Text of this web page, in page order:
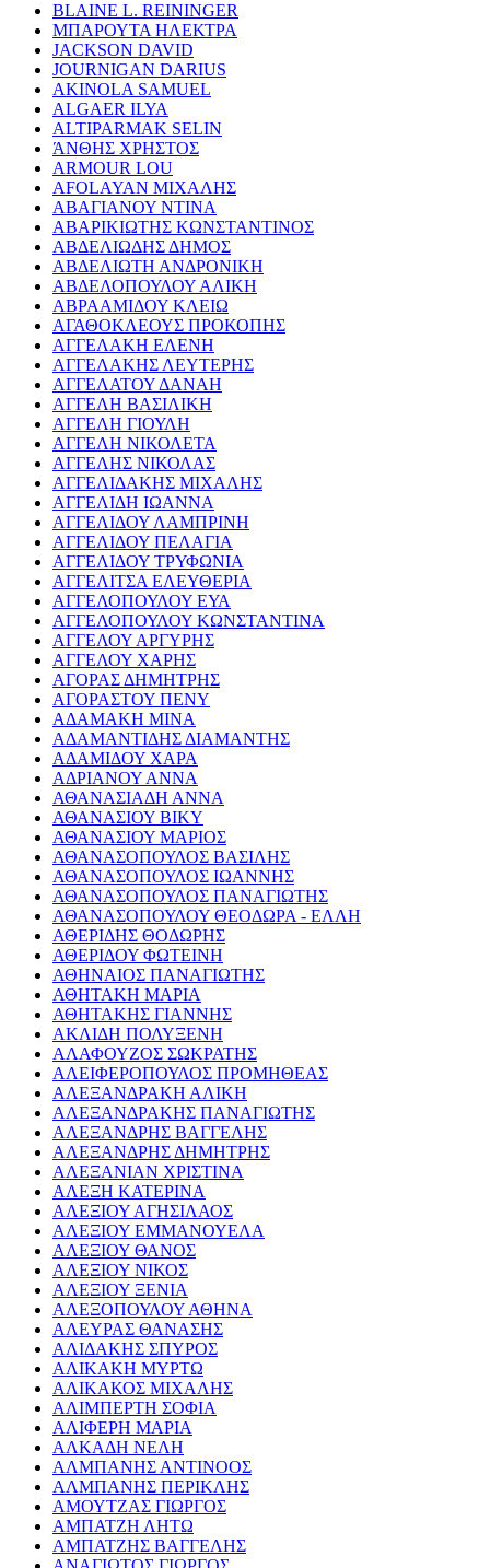
BLAINE L. REININGER
ΜΠΑΡΟΥΤΑ ΗΛΕΚΤΡΑ
JACKSON DAVID
JOURNIGAN DARIUS
AKINOLA SAMUEL
ALGAER ILYA
ALTIPARMAK SELIN
ΆΝΘΗΣ ΧΡΗΣΤΟΣ
ARMOUR LOU
AFOLAYAN ΜΙΧΑΛΗΣ
ΑΒΑΓΙΑΝΟΥ ΝΤΙΝΑ
ΑΒΑΡΙΚΙΩΤΗΣ ΚΩΝΣΤΑΝΤΙΝΟΣ
ΑΒΔΕΛΙΩΔΗΣ ΔΗΜΟΣ
ΑΒΔΕΛΙΩΤΗ ΑΝΔΡΟΝΙΚΗ
ΑΒΔΕΛΟΠΟΥΛΟΥ ΑΛΙΚΗ
ΑΒΡΑΑΜΙΔΟΥ ΚΛΕΙΩ
ΑΓΑΘΟΚΛΕΟΥΣ ΠΡΟΚΟΠΗΣ
ΑΓΓΕΛΑΚΗ ΕΛΕΝΗ
ΑΓΓΕΛΑΚΗΣ ΛΕΥΤΕΡΗΣ
ΑΓΓΕΛΑΤΟΥ ΔΑΝΑΗ
ΑΓΓΕΛΗ ΒΑΣΙΛΙΚΗ
ΑΓΓΕΛΗ ΓΙΟΥΛΗ
ΑΓΓΕΛΗ ΝΙΚΟΛΕΤΑ
ΑΓΓΕΛΗΣ ΝΙΚΟΛΑΣ
ΑΓΓΕΛΙΔΑΚΗΣ ΜΙΧΑΛΗΣ
ΑΓΓΕΛΙΔΗ ΙΩΑΝΝΑ
ΑΓΓΕΛΙΔΟΥ ΛΑΜΠΡΙΝΗ
ΑΓΓΕΛΙΔΟΥ ΠΕΛΑΓΙΑ
ΑΓΓΕΛΙΔΟΥ ΤΡΥΦΩΝΙΑ
ΑΓΓΕΛΙΤΣΑ ΕΛΕΥΘΕΡΙΑ
ΑΓΓΕΛΟΠΟΥΛΟΥ ΕΥΑ
ΑΓΓΕΛΟΠΟΥΛΟΥ ΚΩΝΣΤΑΝΤΙΝΑ
ΑΓΓΕΛΟΥ ΑΡΓΥΡΗΣ
ΑΓΓΕΛΟΥ ΧΑΡΗΣ
ΑΓΟΡΑΣ ΔΗΜΗΤΡΗΣ
ΑΓΟΡΑΣΤΟΥ ΠΕΝΥ
ΑΔΑΜΑΚΗ ΜΙΝΑ
ΑΔΑΜΑΝΤΙΔΗΣ ΔΙΑΜΑΝΤΗΣ
ΑΔΑΜΙΔΟΥ ΧΑΡΑ
ΑΔΡΙΑΝΟΥ ΑΝΝΑ
ΑΘΑΝΑΣΙΑΔΗ ΑΝΝΑ
ΑΘΑΝΑΣΙΟΥ ΒΙΚΥ
ΑΘΑΝΑΣΙΟΥ ΜΑΡΙΟΣ
ΑΘΑΝΑΣΟΠΟΥΛΟΣ ΒΑΣΙΛΗΣ
ΑΘΑΝΑΣΟΠΟΥΛΟΣ ΙΩΑΝΝΗΣ
ΑΘΑΝΑΣΟΠΟΥΛΟΣ ΠΑΝΑΓΙΩΤΗΣ
ΑΘΑΝΑΣΟΠΟΥΛΟΥ ΘΕΟΔΩΡΑ - ΕΛΛΗ
ΑΘΕΡΙΔΗΣ ΘΟΔΩΡΗΣ
ΑΘΕΡΙΔΟΥ ΦΩΤΕΙΝΗ
ΑΘΗΝΑΙΟΣ ΠΑΝΑΓΙΩΤΗΣ
ΑΘΗΤΑΚΗ ΜΑΡΙΑ
ΑΘΗΤΑΚΗΣ ΓΙΑΝΝΗΣ
ΑΚΛΙΔΗ ΠΟΛΥΞΕΝΗ
ΑΛΑΦΟΥΖΟΣ ΣΩΚΡΑΤΗΣ
ΑΛΕΙΦΕΡΟΠΟΥΛΟΣ ΠΡΟΜΗΘΕΑΣ
ΑΛΕΞΑΝΔΡΑΚΗ ΑΛΙΚΗ
ΑΛΕΞΑΝΔΡΑΚΗΣ ΠΑΝΑΓΙΩΤΗΣ
ΑΛΕΞΑΝΔΡΗΣ ΒΑΓΓΕΛΗΣ
ΑΛΕΞΑΝΔΡΗΣ ΔΗΜΗΤΡΗΣ
ΑΛΕΞΑΝΙΑΝ ΧΡΙΣΤΙΝΑ
ΑΛΕΞΗ ΚΑΤΕΡΙΝΑ
ΑΛΕΞΙΟΥ ΑΓΗΣΙΛΑΟΣ
ΑΛΕΞΙΟΥ ΕΜΜΑΝΟΥΕΛΑ
ΑΛΕΞΙΟΥ ΘΑΝΟΣ
ΑΛΕΞΙΟΥ ΝΙΚΟΣ
ΑΛΕΞΙΟΥ ΞΕΝΙΑ
ΑΛΕΞΟΠΟΥΛΟΥ ΑΘΗΝΑ
ΑΛΕΥΡΑΣ ΘΑΝΑΣΗΣ
ΑΛΙΔΑΚΗΣ ΣΠΥΡΟΣ
ΑΛΙΚΑΚΗ ΜΥΡΤΩ
ΑΛΙΚΑΚΟΣ ΜΙΧΑΛΗΣ
ΑΛΙΜΠΕΡΤΗ ΣΟΦΙΑ
ΑΛΙΦΕΡΗ ΜΑΡΙΑ
ΑΛΚΑΔΗ ΝΕΛΗ
ΑΛΜΠΑΝΗΣ ΑΝΤΙΝΟΟΣ
ΑΛΜΠΑΝΗΣ ΠΕΡΙΚΛΗΣ
ΑΜΟΥΤΖΑΣ ΓΙΩΡΓΟΣ
ΑΜΠΑΤΖΗ ΛΗΤΩ
ΑΜΠΑΤΖΗΣ ΒΑΓΓΕΛΗΣ